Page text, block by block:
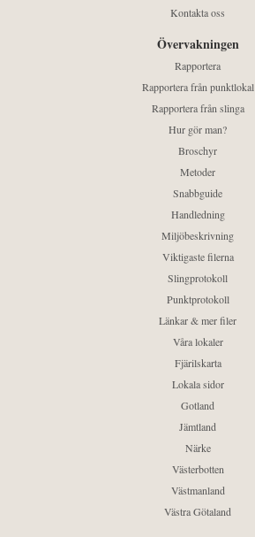
Kontakta oss
Övervakningen
Rapportera
Rapportera från punktlokal
Rapportera från slinga
Hur gör man?
Broschyr
Metoder
Snabbguide
Handledning
Miljöbeskrivning
Viktigaste filerna
Slingprotokoll
Punktprotokoll
Länkar & mer filer
Våra lokaler
Fjärilskarta
Lokala sidor
Gotland
Jämtland
Närke
Västerbotten
Västmanland
Västra Götaland